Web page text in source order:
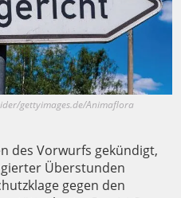
gettyimages.de/Animaflora
des Vorwurfs gekündigt,
Überstunden
gegen den